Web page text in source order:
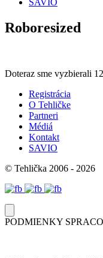
SAVIO
Roboresized
Doteraz sme vyzbierali
Registrácia
O Tehličke
Partneri
Médiá
Kontakt
SAVIO
© Tehlička 2006 - 2026
PODMIENKY